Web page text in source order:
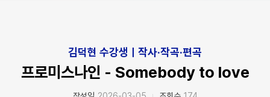
김덕현 수강생ㅣ작사·작곡·편곡
프로미스나인 - Somebody to love